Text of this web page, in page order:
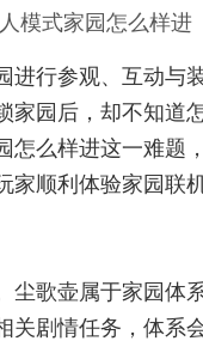
模式家园怎么样进
进行参观、互动与
园后，却不知道
么样进这一难题
顺利体验家园联机
尘歌壶属于家园体
剧情任务，体系